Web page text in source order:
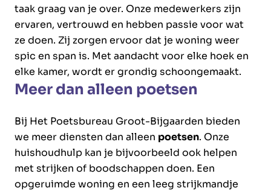
taak graag van je over. Onze medewerkers zijn
ervaren, vertrouwd en hebben passie voor wat
ze doen. Zij zorgen ervoor dat je woning weer
spic en span is. Met aandacht voor elke hoek en
elke kamer, wordt er grondig schoongemaakt.
Meer dan alleen poetsen
Bij Het Poetsbureau Groot-Bijgaarden bieden
we meer diensten dan alleen poetsen. Onze
huishoudhulp kan je bijvoorbeeld ook helpen
met strijken of boodschappen doen. Een
opgeruimde woning en een leeg strijkmandje